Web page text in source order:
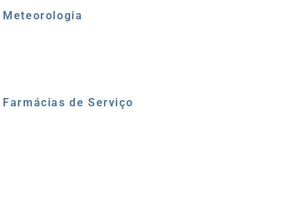
Meteorologia
Farmácias de Serviço